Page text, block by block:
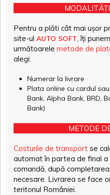
Pentru a plăti cât mai ușor
site-ul AUTO SOFT, îți
următoarele metode de
alegi:
Numerar la livrare
Plata online cu cardul
Bank, Alpha Bank, BRD,
Bank)
METODE
Costurile de transport se
automat în partea de final a
comandă, după
necesare. Livrarea se face
teritoriul României.